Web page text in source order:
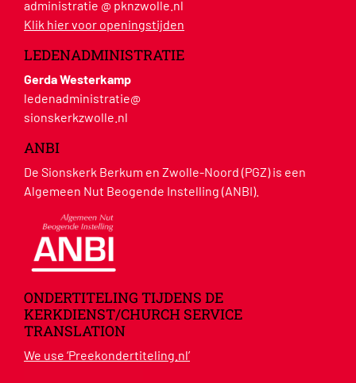
administratie @ pknzwolle.nl
Klik hier voor openingstijden
LEDENADMINISTRATIE
Gerda Westerkamp
ledenadministratie@
sionskerkzwolle.nl
ANBI
De Sionskerk Berkum en Zwolle-Noord (PGZ) is een
Algemeen Nut Beogende Instelling (ANBI).
ONDERTITELING TIJDENS DE
KERKDIENST/CHURCH SERVICE
TRANSLATION
We use ‘Preekondertiteling.nl’